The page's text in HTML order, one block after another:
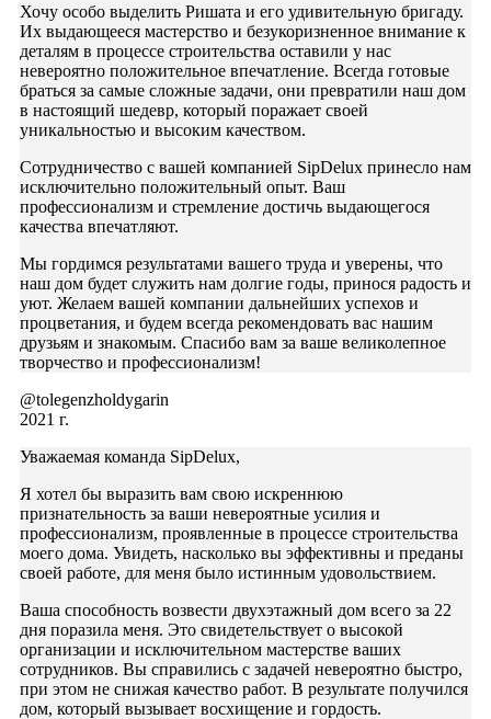
Хочу особо выделить Ришата и его удивительную бригаду.
Их выдающееся мастерство и безукоризненное внимание к
деталям в процессе строительства оставили у нас
невероятно положительное впечатление. Всегда готовые
браться за самые сложные задачи, они превратили наш дом
в настоящий шедевр, который поражает своей
уникальностью и высоким качеством.
Сотрудничество с вашей компанией SipDelux принесло нам
исключительно положительный опыт. Ваш
профессионализм и стремление достичь выдающегося
качества впечатляют.
Мы гордимся результатами вашего труда и уверены, что
наш дом будет служить нам долгие годы, принося радость и
уют. Желаем вашей компании дальнейших успехов и
процветания, и будем всегда рекомендовать вас нашим
друзьям и знакомым. Спасибо вам за ваше великолепное
творчество и профессионализм!
@tolegenzholdygarin
2021 г.
Уважаемая команда SipDelux,
Я хотел бы выразить вам свою искреннюю
признательность за ваши невероятные усилия и
профессионализм, проявленные в процессе строительства
моего дома. Увидеть, насколько вы эффективны и преданы
своей работе, для меня было истинным удовольствием.
Ваша способность возвести двухэтажный дом всего за 22
дня поразила меня. Это свидетельствует о высокой
организации и исключительном мастерстве ваших
сотрудников. Вы справились с задачей невероятно быстро,
при этом не снижая качество работ. В результате получился
дом, который вызывает восхищение и гордость.